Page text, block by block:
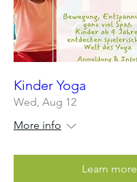
Kinder Yoga
Wed, Aug 12
More info
Learn more